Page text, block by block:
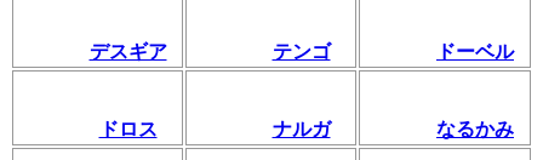
デスギア テンゴ ドーベル
ドロス ナルガ なるかみ